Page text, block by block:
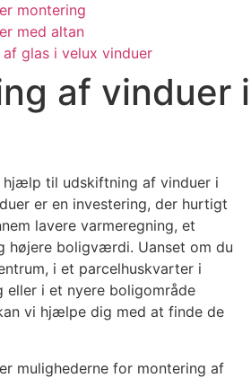
montering
med altan
glas i velux vinduer
af vinduer i
hjælp til udskiftning af vinduer i
er en investering, der hurtigt
lavere varmeregning, et
højere boligværdi. Uanset om du
i et parcelhuskvarter i
eller i et nyere boligområde
vi hjælpe dig med at finde de
mulighederne for montering af